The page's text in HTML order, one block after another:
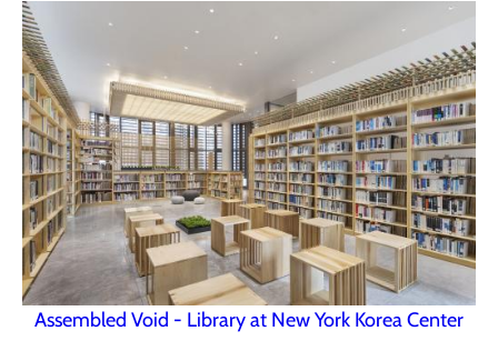
Assembled Void - Library at New York Korea Center